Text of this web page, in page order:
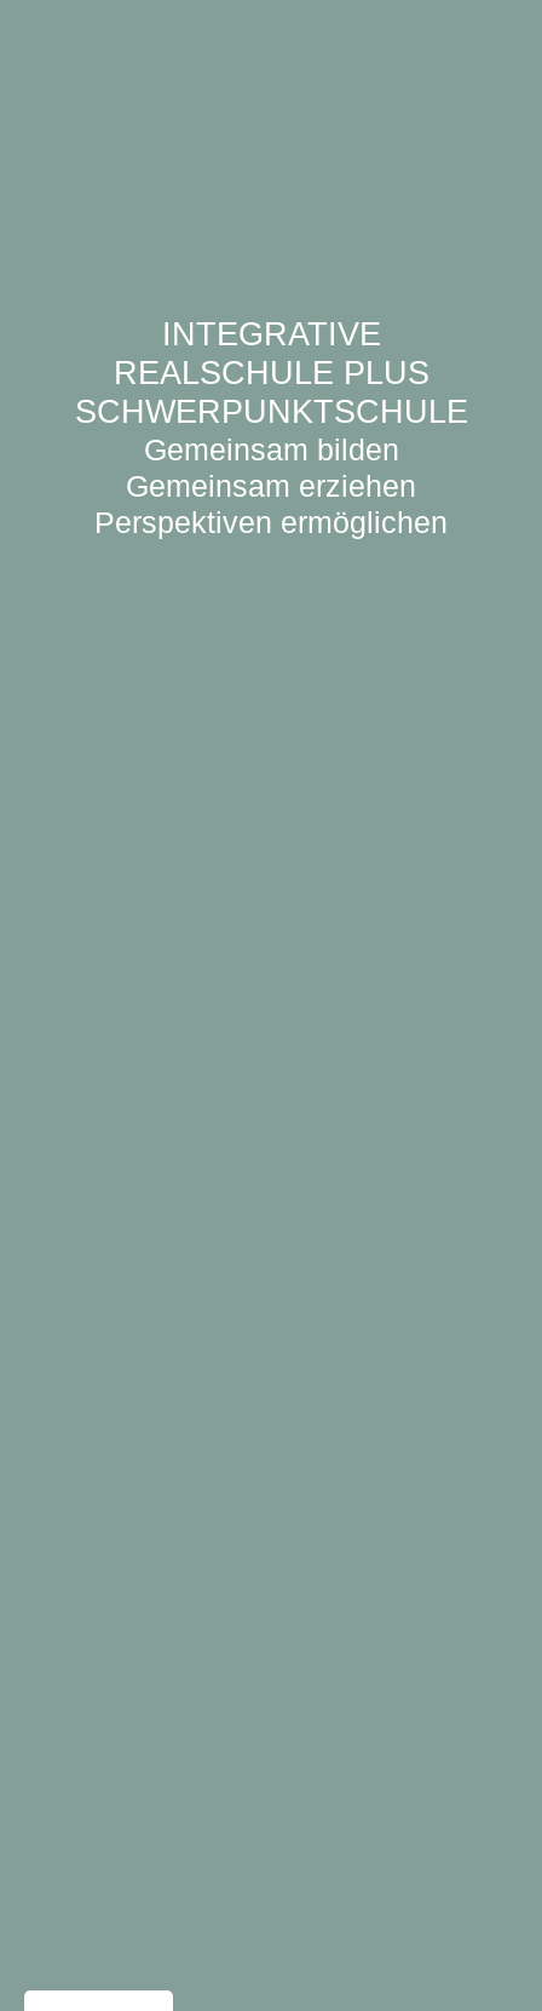
INTEGRATIVE
REALSCHULE PLUS
SCHWERPUNKTSCHULE
Gemeinsam bilden
Gemeinsam erziehen
Perspektiven ermöglichen